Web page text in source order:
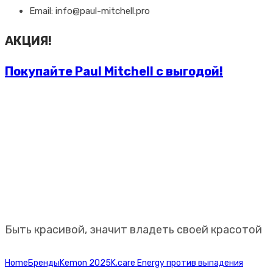
Email: info@paul-mitchell.pro
АКЦИЯ!
Покупайте Paul Mitchell с выгодой!
Быть красивой, значит владеть своей красотой
HomeБрендыKemon 2025K.care Energy против выпадения